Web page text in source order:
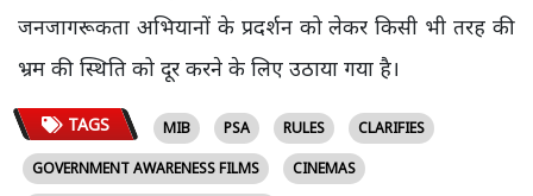
जनजागरूकता अभियानों के प्रदर्शन को लेकर किसी भी तरह की
भ्रम की स्थिति को दूर करने के लिए उठाया गया है।
TAGS MIB PSA RULES
CLARIFIES
GOVERNMENT AWARENESS FILMS
CINEMAS